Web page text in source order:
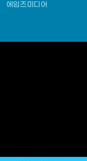
에임즈미디어